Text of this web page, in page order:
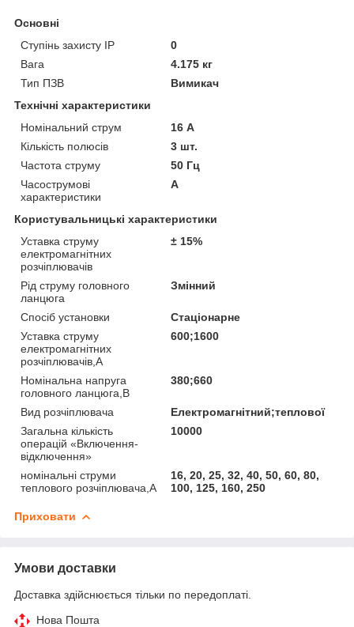
Основні
Ступінь захисту IP
0
Вага
4.175 кг
Тип ПЗВ
Вимикач
Технічні характеристики
Номінальний струм
16 А
Кількість полюсів
3 шт.
Частота струму
50 Гц
Часострумові
характеристики
А
Користувальницькі характеристики
Уставка струму
електромагнітних
розчіплювачів
± 15%
Рід струму головного
ланцюга
Змінний
Спосіб установки
Стаціонарне
Уставка струму
електромагнітних
розчіплювачів,А
600;1600
Номінальна напруга
головного ланцюга,В
380;660
Вид розчіплювача
Електромагнітний;теплової
Загальна кількість
операцій «Включення-
відключення»
10000
номінальні струми
теплового розчіплювача,А
16, 20, 25, 32, 40, 50, 60, 80,
100, 125, 160, 250
Приховати
Умови доставки
Доставка здійснюється тільки по передоплаті.
Нова Пошта